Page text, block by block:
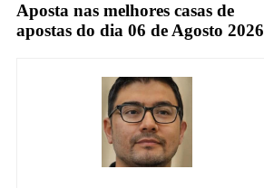
Aposta nas melhores casas de
apostas do dia 06 de Agosto 2026